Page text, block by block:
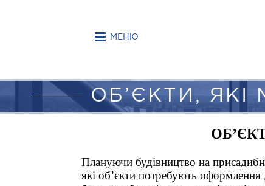
МЕНЮ
ОБ’ЄКТИ,
Плануючи будівництво на
які об’єкти потребують оформлення